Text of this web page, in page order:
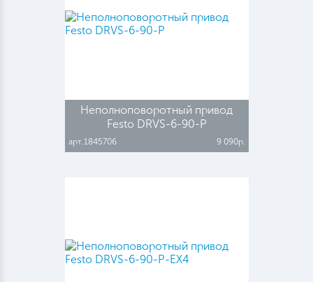
Неполноповоротный привод
Festo DRVS-6-90-P
арт.1845706 9 090р.